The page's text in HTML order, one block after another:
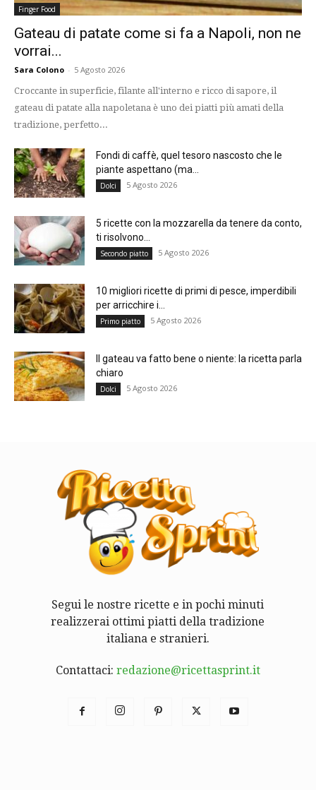
Finger Food
Gateau di patate come si fa a Napoli, non ne
vorrai...
Sara Colono - 5 Agosto 2026
Croccante in superficie, filante all'interno e ricco di sapore, il
gateau di patate alla napoletana è uno dei piatti più amati della
tradizione, perfetto...
Fondi di caffè, quel tesoro nascosto che le
piante aspettano (ma...
Dolci 5 Agosto 2026
5 ricette con la mozzarella da tenere da conto,
ti risolvono...
Secondo piatto 5 Agosto 2026
10 migliori ricette di primi di pesce, imperdibili
per arricchire i...
Primo piatto 5 Agosto 2026
Il gateau va fatto bene o niente: la ricetta parla
chiaro
Dolci 5 Agosto 2026
Segui le nostre ricette e in pochi minuti
realizzerai ottimi piatti della tradizione
italiana e stranieri.
Contattaci: redazione@ricettasprint.it